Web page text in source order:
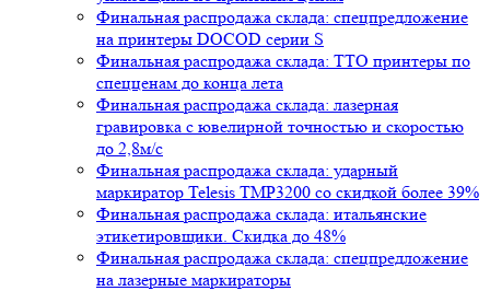
Финальная распродажа склада: спецпредложение
на принтеры DOCOD серии S
Финальная распродажа склада: ТТО принтеры по
спецценам до конца лета
Финальная распродажа склада: лазерная
гравировка с ювелирной точностью и скоростью
до 2,8м/с
Финальная распродажа склада: ударный
маркиратор Telesis TMP3200 со скидкой более 39%
Финальная распродажа склада: итальянские
этикетировщики. Скидка до 48%
Финальная распродажа склада: спецпредложение
на лазерные маркираторы